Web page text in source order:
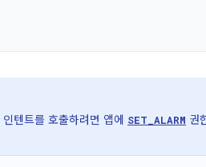
인텐트를 호출하려면 앱에 SET_ALARM 권